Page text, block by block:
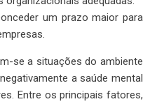
um prazo maior para
se a situações do ambiente
a saúde mental
Entre os principais fatores,